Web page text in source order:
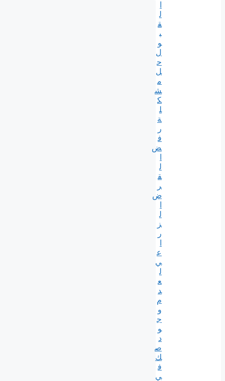
ل
ق
ب
و
ل
ح
ل
م
ش
ك
ل
ة
ر
ف
ض
ل
ق
ر
ض
ل
ز
ر
ع
ي
ل
ع
د
م
و
ج
و
د
ص
ك
ف
ي